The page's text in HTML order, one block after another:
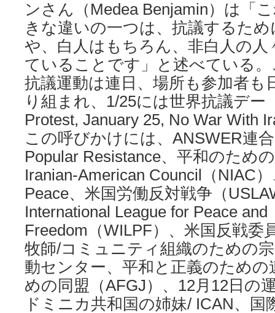
ンさん（Medea Benjamin）は「
きな違いの一つは、抗議するた
や、白人はもちろん、非白人の
ていることです」と述べている
抗議運動は連日、場所も参加者も
り組まれ、1/25には世界抗議デー
Protest, January 25, No War With
この呼びかけには、ANSWER連
Popular Resistance、平和のため
Iranian-American Council（NIAC
Peace、米国労働反対戦争（
International League for Peace and
Freedom（WILPF）、米国反戦委
牧師/コミュニティ組織のための
動センター、平和と正義のための
めの同盟（AFGJ）、12月12日の
ドミニカ共和国の姉妹/ ICAN、国